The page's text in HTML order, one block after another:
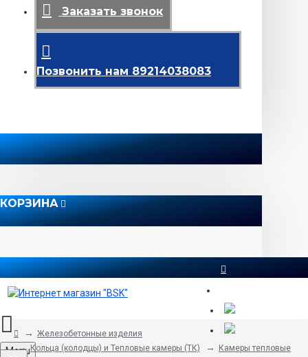
Заказать звонок
Позвонить нам 89214038083
КОРЗИНА
Menu
Железобетонные изделия
Кольца (колодцы) и Тепловые камеры (ТК)
Камеры тепловые